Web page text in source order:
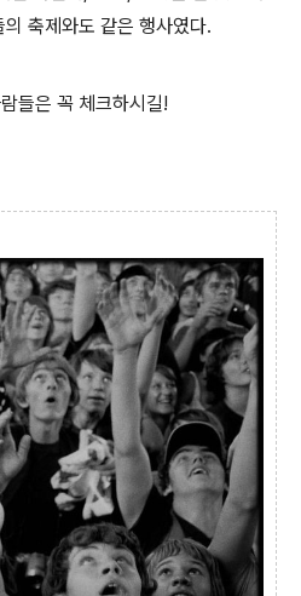
축제와도 같은 행사였다.
들은 꼭 체크하시길!